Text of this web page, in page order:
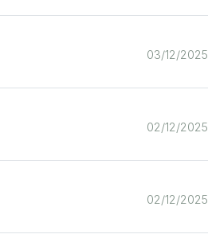
03/12/2025
02/12/2025
02/12/2025